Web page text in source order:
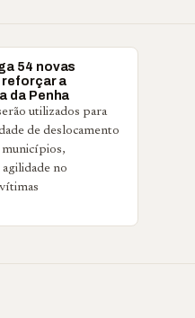
54 novas
a
da Penha
utilizados para
de deslocamento
municípios,
no